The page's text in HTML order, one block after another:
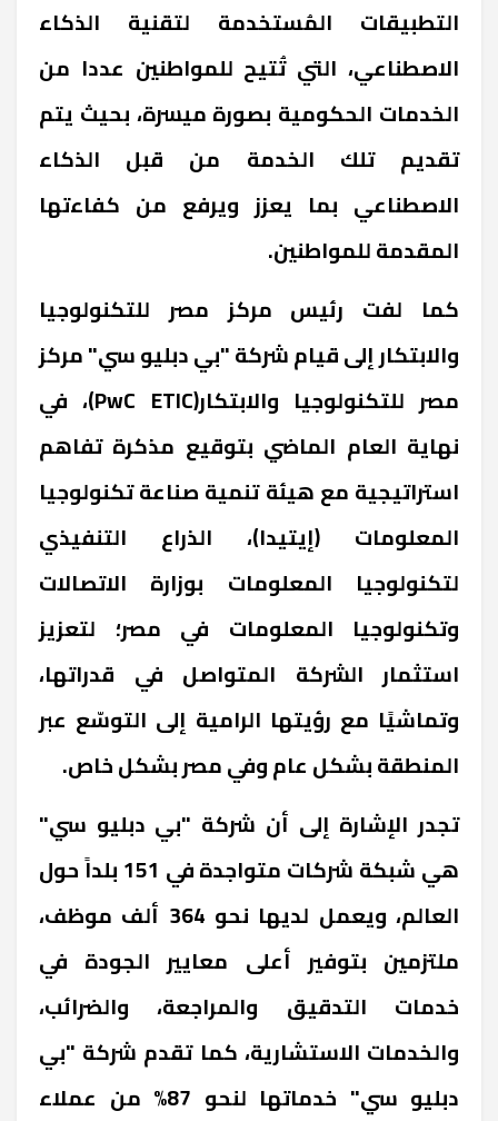
التطبيقات المُستخدمة لتقنية الذكاء
الاصطناعي، التي تُتيح للمواطنين عددا من
الخدمات الحكومية بصورة ميسرة، بحيث يتم
تقديم تلك الخدمة من قبل الذكاء
الاصطناعي بما يعزز ويرفع من كفاءتها
المقدمة للمواطنين.
كما لفت رئيس مركز مصر للتكنولوجيا
والابتكار إلى قيام شركة "بي دبليو سي" مركز
مصر للتكنولوجيا والابتكار(PwC ETIC)، في
نهاية العام الماضي بتوقيع مذكرة تفاهم
استراتيجية مع هيئة تنمية صناعة تكنولوجيا
المعلومات (إيتيدا)، الذراع التنفيذي
لتكنولوجيا المعلومات بوزارة الاتصالات
وتكنولوجيا المعلومات في مصر؛ لتعزيز
استثمار الشركة المتواصل في قدراتها،
وتماشيًا مع رؤيتها الرامية إلى التوسّع عبر
المنطقة بشكل عام وفي مصر بشكل خاص.
تجدر الإشارة إلى أن شركة "بي دبليو سي"
هي شبكة شركات متواجدة في 151 بلداً حول
العالم، ويعمل لديها نحو 364 ألف موظف،
ملتزمين بتوفير أعلى معايير الجودة في
خدمات التدقيق والمراجعة، والضرائب،
والخدمات الاستشارية، كما تقدم شركة "بي
دبليو سي" خدماتها لنحو 87% من عملاء